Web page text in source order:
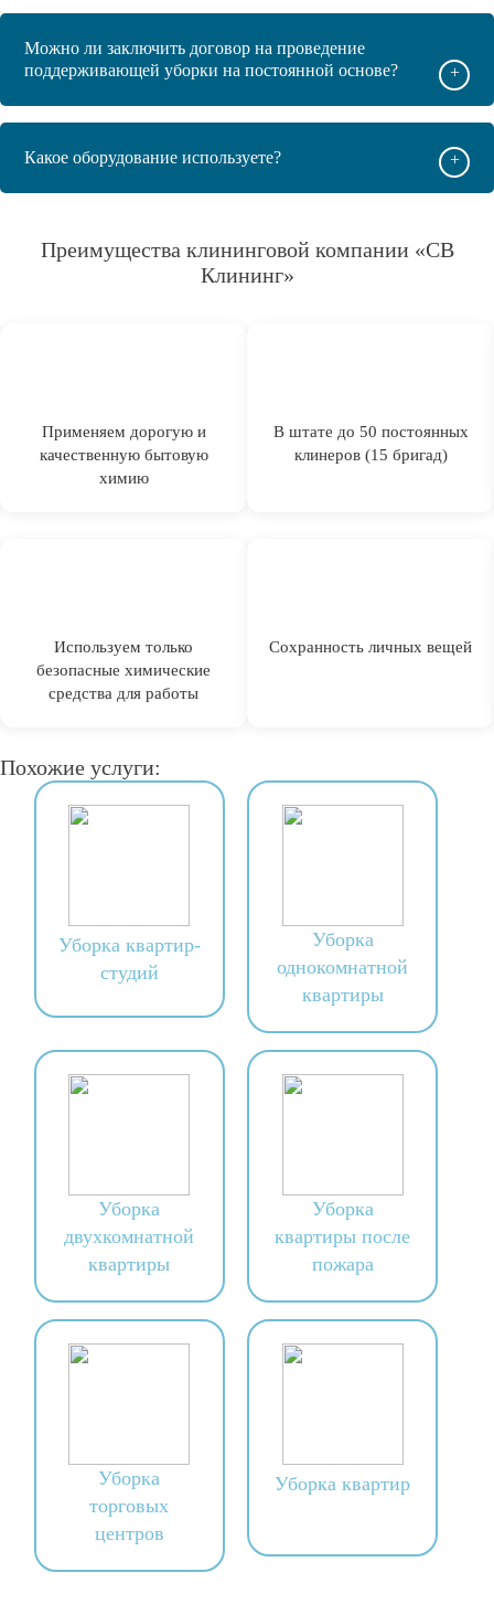
Можно ли заключить договор на проведение
поддерживающей уборки на постоянной основе?
+
Какое оборудование используете? +
Преимущества клининговой компании «СВ
Клининг»
Применяем дорогую и
качественную бытовую
химию
В штате до 50 постоянных
клинеров (15 бригад)
Используем только
безопасные химические
средства для работы
Сохранность личных вещей
Похожие услуги:
Уборка квартир-
студий
Уборка
однокомнатной
квартиры
Уборка
двухкомнатной
квартиры
Уборка
квартиры после
пожара
Уборка
торговых
центров
Уборка квартир